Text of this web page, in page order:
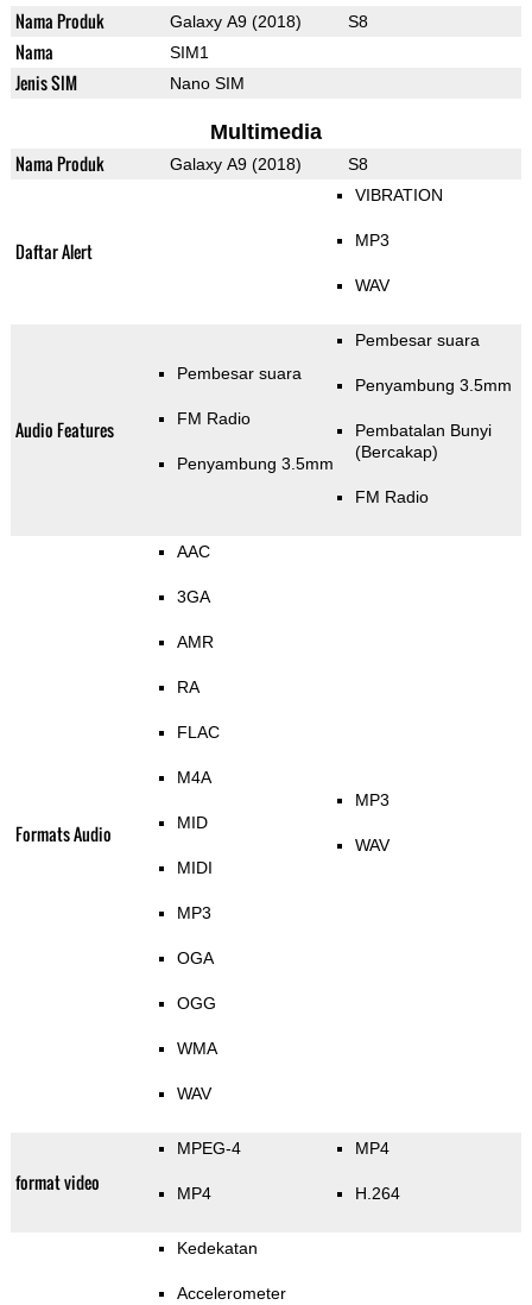
Nama Produk Galaxy A9 (2018) S8
Nama SIM1
Jenis SIM Nano SIM
Multimedia
Nama Produk Galaxy A9 (2018) S8
Daftar Alert
VIBRATION
MP3
WAV
Audio Features
Pembesar suara
FM Radio
Penyambung 3.5mm
Pembesar suara
Penyambung 3.5mm
Pembatalan Bunyi
(Bercakap)
FM Radio
Formats Audio
AAC
3GA
AMR
RA
FLAC
M4A
MID
MIDI
MP3
OGA
OGG
WMA
WAV
MP3
WAV
format video
MPEG-4
MP4
MP4
H.264
Kedekatan
Accelerometer